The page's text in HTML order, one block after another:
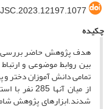
چکیده
هدف پژوهش حاضر بررسی
بین روابط موضوعی و
تمامی دانش آموزان دختر
از میان
شدند.ابزارهای پژوهش